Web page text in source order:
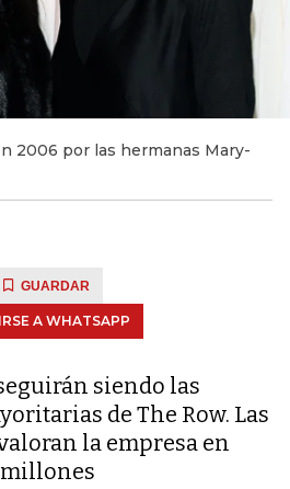
2006 por las hermanas Mary-
GUARDAR
A WHATSAPP
siendo las
de The Row. Las
la empresa en
millones